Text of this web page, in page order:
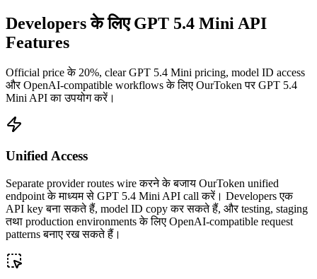
Developers के लिए GPT 5.4 Mini API
Features
Official price के 20%, clear GPT 5.4 Mini pricing, model ID access
और OpenAI-compatible workflows के लिए OurToken पर GPT 5.4
Mini API का उपयोग करें।
Unified Access
Separate provider routes wire करने के बजाय OurToken unified
endpoint के माध्यम से GPT 5.4 Mini API call करें। Developers एक
API key बना सकते हैं, model ID copy कर सकते हैं, और testing, staging
तथा production environments के लिए OpenAI-compatible request
patterns बनाए रख सकते हैं।